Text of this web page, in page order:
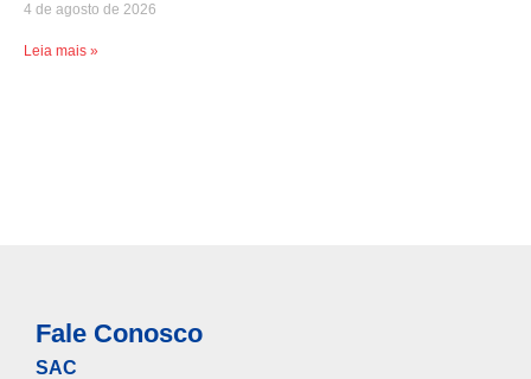
4 de agosto de 2026
Leia mais »
Fale Conosco
SAC